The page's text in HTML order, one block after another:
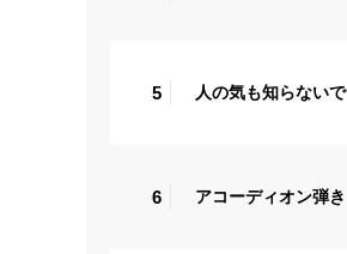
5 人の気も知らないで
6 アコーディオン弾き